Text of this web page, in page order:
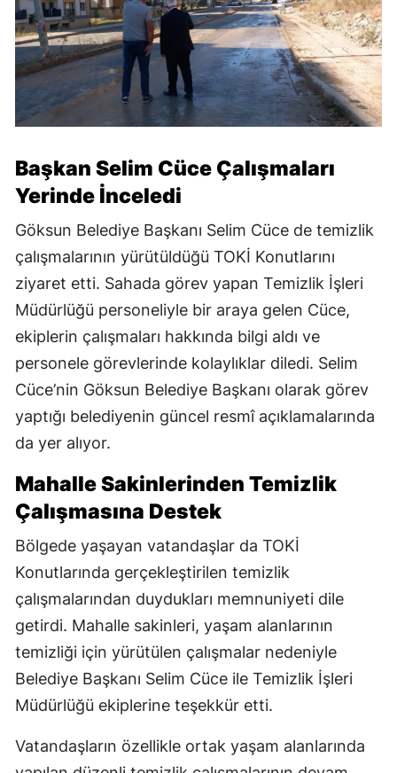
Başkan Selim Cüce Çalışmaları
Yerinde İnceledi
Göksun Belediye Başkanı Selim Cüce de temizlik
çalışmalarının yürütüldüğü TOKİ Konutlarını
ziyaret etti. Sahada görev yapan Temizlik İşleri
Müdürlüğü personeliyle bir araya gelen Cüce,
ekiplerin çalışmaları hakkında bilgi aldı ve
personele görevlerinde kolaylıklar diledi. Selim
Cüce’nin Göksun Belediye Başkanı olarak görev
yaptığı belediyenin güncel resmî açıklamalarında
da yer alıyor.
Mahalle Sakinlerinden Temizlik
Çalışmasına Destek
Bölgede yaşayan vatandaşlar da TOKİ
Konutlarında gerçekleştirilen temizlik
çalışmalarından duydukları memnuniyeti dile
getirdi. Mahalle sakinleri, yaşam alanlarının
temizliği için yürütülen çalışmalar nedeniyle
Belediye Başkanı Selim Cüce ile Temizlik İşleri
Müdürlüğü ekiplerine teşekkür etti.
Vatandaşların özellikle ortak yaşam alanlarında